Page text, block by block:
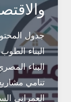
جدول
البناء
البناء
تنامي
العمراني